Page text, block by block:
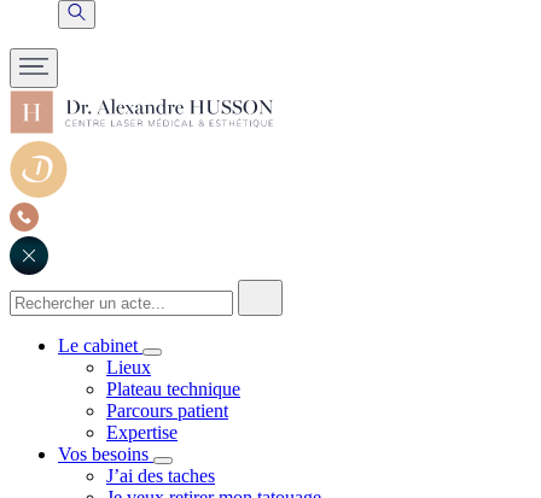
Le cabinet
Lieux
Plateau technique
Parcours patient
Expertise
Vos besoins
J’ai des taches